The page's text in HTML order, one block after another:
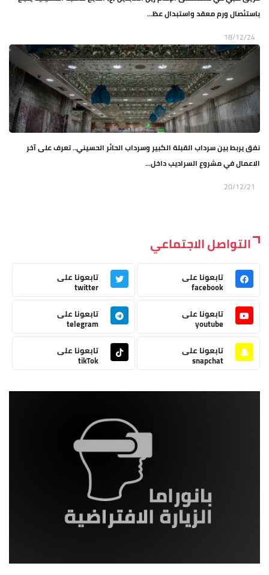
باستئصال ورم معقد واستبدال عظ...
18/12/24
نفق يربط بين سرداب القبلة الكبير وسرداب الحائر الحسيني.. تعرف على آخر
الاعمال في مشروع السراديب داخل...
20/12/21
التواصل الاجتماعي
تابعونا على
facebook
تابعونا على
twitter
تابعونا على
youtube
تابعونا على
telegram
تابعونا على
snapchat
تابعونا على
tikTok